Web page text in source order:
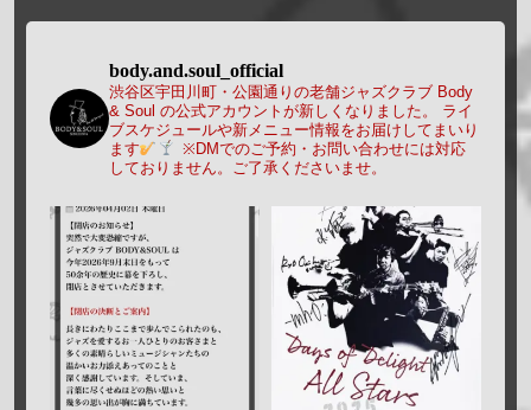
body.and.soul_official
渋谷区宇田川町・公園通りの老舗ジャズクラブ Body
& Soul の公式アカウントが新しくなりました。
ライ
ブスケジュールや新メニュー情報をお届けしてまいり
ます
※DMでのご予約・お問い合わせには対応
しておりません。ご了承くださいませ。